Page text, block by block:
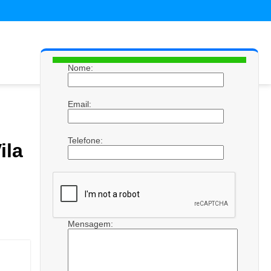
Nome:
Email:
Telefone:
Mensagem: